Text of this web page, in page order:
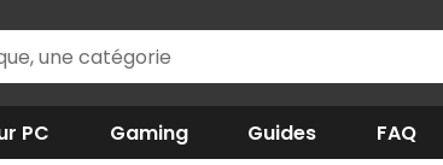
PC Gaming Guides FAQ